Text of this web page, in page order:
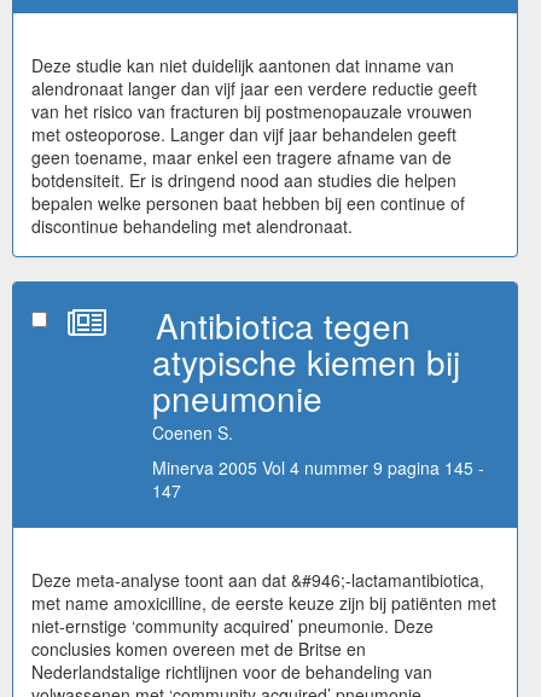
Deze studie kan niet duidelijk aantonen dat inname van
alendronaat langer dan vijf jaar een verdere reductie geeft
van het risico van fracturen bij postmenopauzale vrouwen
met osteoporose. Langer dan vijf jaar behandelen geeft
geen toename, maar enkel een tragere afname van de
botdensiteit. Er is dringend nood aan studies die helpen
bepalen welke personen baat hebben bij een continue of
discontinue behandeling met alendronaat.
Antibiotica tegen
atypische kiemen bij
pneumonie
Coenen S.
Minerva 2005 Vol 4 nummer 9 pagina 145 -
147
Deze meta-analyse toont aan dat &#946;-lactamantibiotica,
met name amoxicilline, de eerste keuze zijn bij patiënten met
niet-ernstige ‘community acquired’ pneumonie. Deze
conclusies komen overeen met de Britse en
Nederlandstalige richtlijnen voor de behandeling van